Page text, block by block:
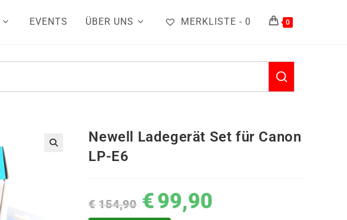
EVENTS ÜBER UNS MERKLISTE - 0 0
Newell Ladegerät Set für Canon
LP-E6
€ 154,90 €99,90